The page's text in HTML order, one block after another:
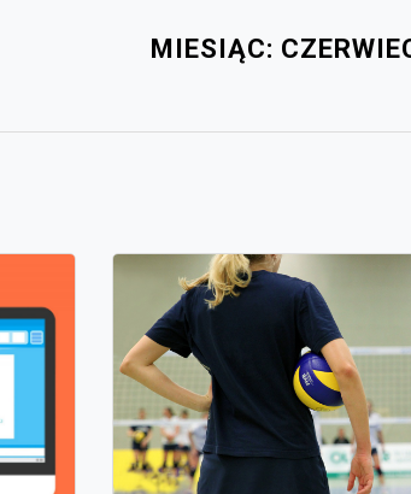
MIESIĄC: